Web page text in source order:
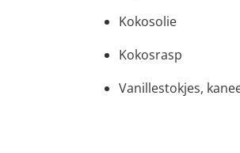
Kokosolie
Kokosrasp
Vanillestokjes,